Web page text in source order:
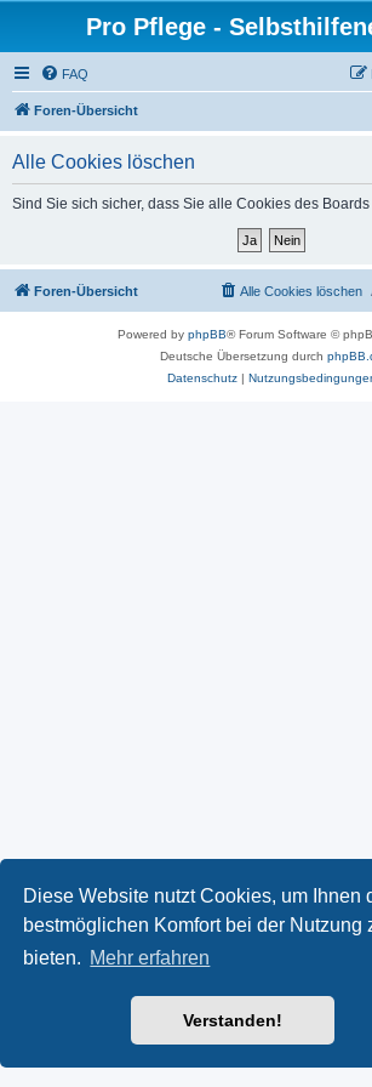
Diese Website nutzt Cookies, um Ihnen
bestmöglichen Komfort bei der Nutzung
bieten. Mehr erfahren
Verstanden!
Pro Pflege -
FAQ
Foren-Übersicht
Alle Cookies löschen
Sind Sie sich sicher, dass Sie alle Cookies des
Foren-Übersicht Alle Cookies löschen
Powered by phpBB® Forum Software ©
Deutsche Übersetzung durch
Datenschutz|